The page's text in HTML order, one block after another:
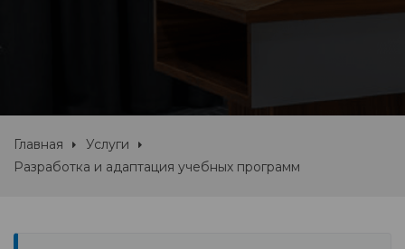
Главная
Услуги
Разработка и адаптация учебных программ